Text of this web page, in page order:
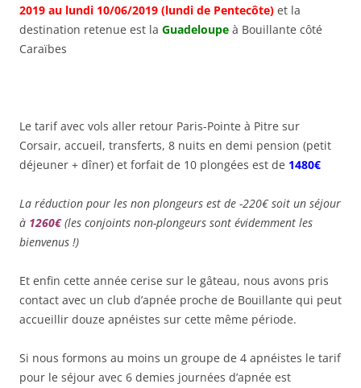
2019 au lundi 10/06/2019 (lundi de Pentecôte) et la
destination retenue est la Guadeloupe à Bouillante côté
Caraïbes
Le tarif avec vols aller retour Paris-Pointe à Pitre sur
Corsair, accueil, transferts, 8 nuits en demi pension (petit
déjeuner + dîner) et forfait de 10 plongées est de 1480€
La réduction pour les non plongeurs est de -220€ soit un séjour
à 1260€ (les conjoints non-plongeurs sont évidemment les
bienvenus !)
Et enfin cette année cerise sur le gâteau, nous avons pris
contact avec un club d’apnée proche de Bouillante qui peut
accueillir douze apnéistes sur cette même période.
Si nous formons au moins un groupe de 4 apnéistes le tarif
pour le séjour avec 6 demies journées d’apnée est